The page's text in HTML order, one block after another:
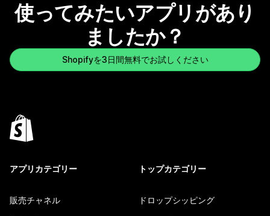
使ってみたいアプリがあり
ましたか？
Shopifyを3日間無料でお試しください
アプリカテゴリー
販売チャネル
トップカテゴリー
ドロップシッピング